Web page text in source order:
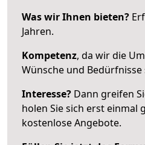
Was wir Ihnen bieten?
Jahren.
Kompetenz, da wir die
Wünsche und Bedürfnisse
Interesse? Dann greifen
holen Sie sich erst einmal
kostenlose Angebote.